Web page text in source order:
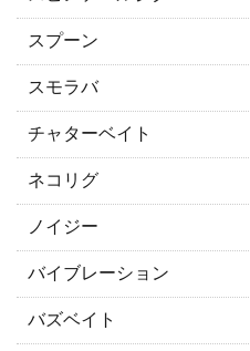
スプーン
スモラバ
チャターベイト
ネコリグ
ノイジー
バイブレーション
バズベイト